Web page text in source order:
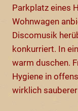
Parkplatz eines
Wohnwagen
Discomusik
konkurriert. In
warm duschen.
Hygiene in
wirklich